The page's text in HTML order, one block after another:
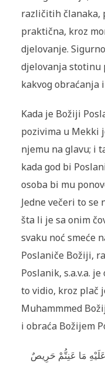
različitih članaka,
praktična, kroz
djelovanje.
djelovanja stotinu
kakvog obraćanja
Kada je Božiji
pozivima u Mekki
njemu na glavu; i
kada god bi
osoba bi mu
Jedne večeri to
šta li je sa onim
svaku noć smeće
Poslaniče Božiji,
Poslanik, s.a.v.a.
to vidio, kroz plač
Muhammmed
i obraća Božijem
مَا عَنِتُّمْ حَرِيصٌ